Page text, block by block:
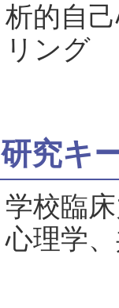
析的自
リング
研究キ
学校臨
心理学